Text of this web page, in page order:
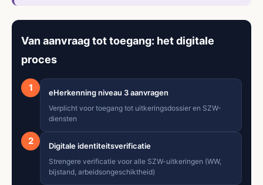
Van aanvraag tot toegang: het digitale
proces
1 eHerkenning niveau 3 aanvragen
Verplicht voor toegang tot uitkeringsdossier en SZW-
diensten
2 Digitale identiteitsverificatie
Strengere verificatie voor alle SZW-uitkeringen (WW,
bijstand, arbeidsongeschiktheid)